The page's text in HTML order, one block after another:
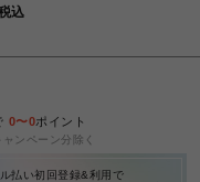
込
0〜0ポイント
ンペーン分除く
払い初回登録&利用で